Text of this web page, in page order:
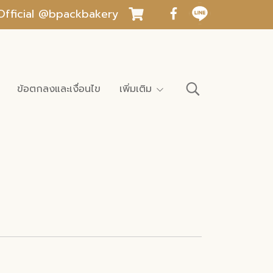
@bpackbakery
ข้อตกลงและเงื่อนไข เพิ่มเติม